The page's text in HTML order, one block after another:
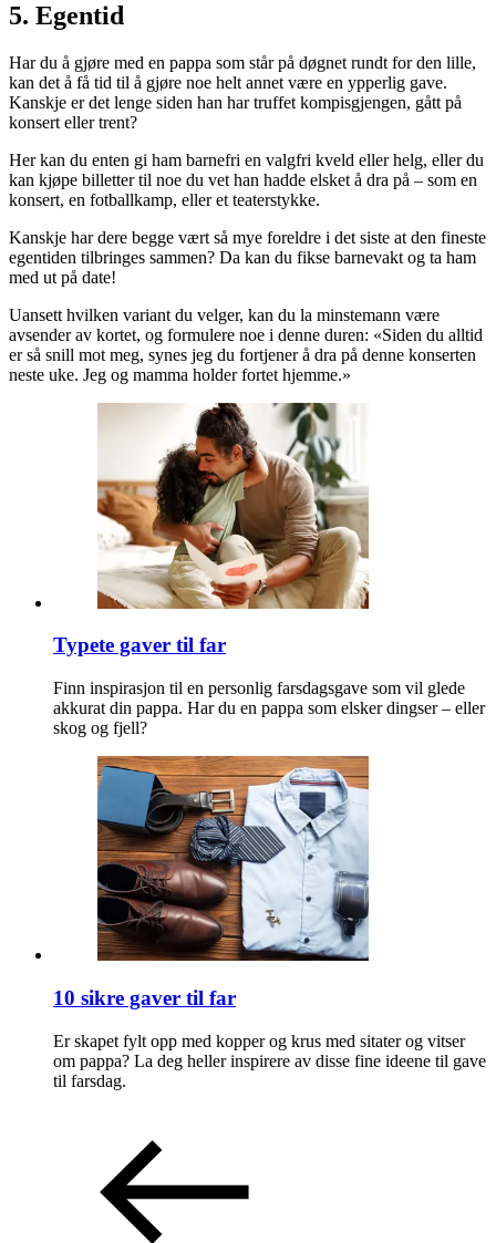
5. Egentid
Har du å gjøre med en pappa som står på døgnet rundt for den lille,
kan det å få tid til å gjøre noe helt annet være en ypperlig gave.
Kanskje er det lenge siden han har truffet kompisgjengen, gått på
konsert eller trent?
Her kan du enten gi ham barnefri en valgfri kveld eller helg, eller du
kan kjøpe billetter til noe du vet han hadde elsket å dra på – som en
konsert, en fotballkamp, eller et teaterstykke.
Kanskje har dere begge vært så mye foreldre i det siste at den fineste
egentiden tilbringes sammen? Da kan du fikse barnevakt og ta ham
med ut på date!
Uansett hvilken variant du velger, kan du la minstemann være
avsender av kortet, og formulere noe i denne duren: «Siden du alltid
er så snill mot meg, synes jeg du fortjener å dra på denne konserten
neste uke. Jeg og mamma holder fortet hjemme.»
Typete gaver til far
Finn inspirasjon til en personlig farsdagsgave som vil glede
akkurat din pappa. Har du en pappa som elsker dingser – eller
skog og fjell?
10 sikre gaver til far
Er skapet fylt opp med kopper og krus med sitater og vitser
om pappa? La deg heller inspirere av disse fine ideene til gave
til farsdag.